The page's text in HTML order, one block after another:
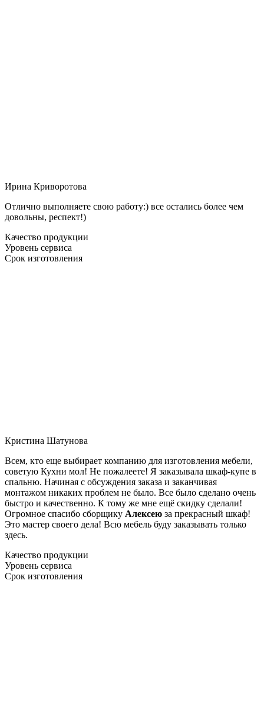
Ирина Криворотова
Отлично выполняете свою работу:) все остались более чем
довольны, респект!)
Качество продукции
Уровень сервиса
Срок изготовления
Кристина Шатунова
Всем, кто еще выбирает компанию для изготовления мебели,
советую Кухни мол! Не пожалеете! Я заказывала шкаф-купе в
спальню. Начиная с обсуждения заказа и заканчивая
монтажом никаких проблем не было. Все было сделано очень
быстро и качественно. К тому же мне ещё скидку сделали!
Огромное спасибо сборщику Алексею за прекрасный шкаф!
Это мастер своего дела! Всю мебель буду заказывать только
здесь.
Качество продукции
Уровень сервиса
Срок изготовления